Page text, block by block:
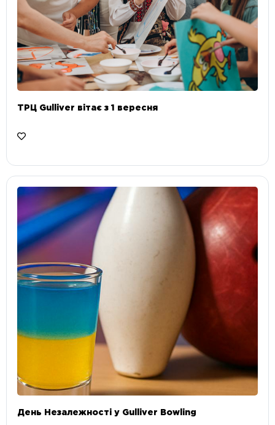
ТРЦ Gulliver вітає з 1 вересня
День Незалежності у Gulliver Bowling